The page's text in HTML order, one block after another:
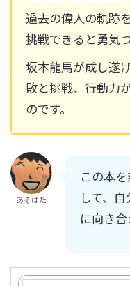
過去の偉人の軌跡
挑戦できると勇気
坂本龍馬が成し遂
敗と挑戦、行動力
のです。
あそはた
この本
して、
に向き